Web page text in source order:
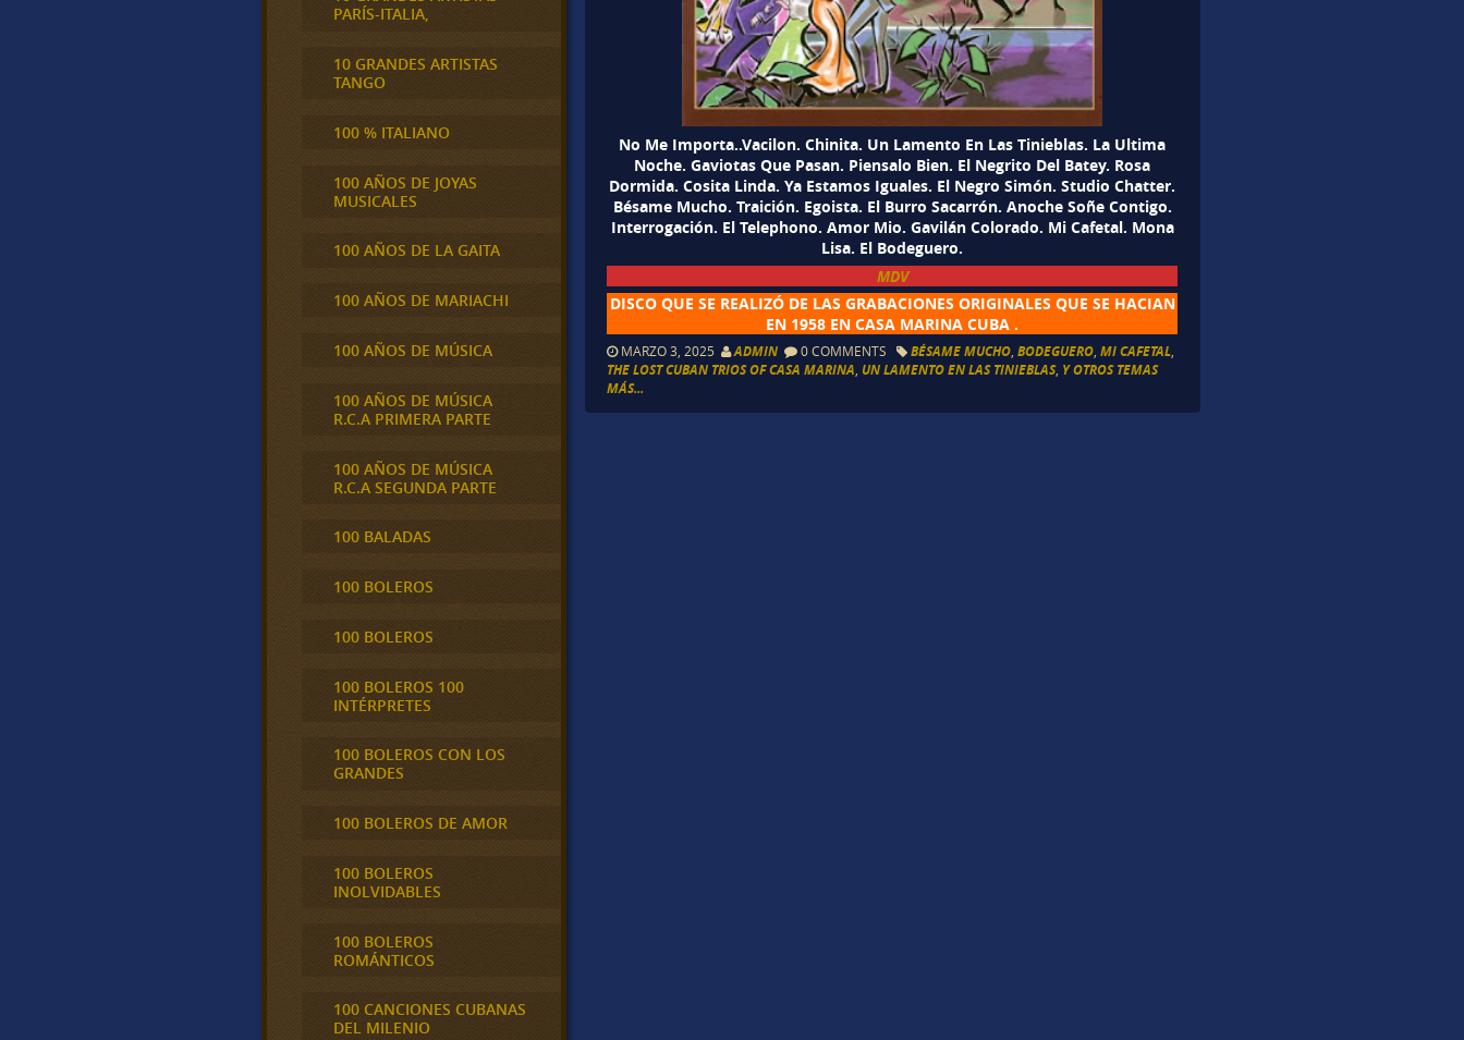
No Me Importa..Vacilon. Chinita. Un Lamento En Las Tinieblas. La Ultima
Noche. Gaviotas Que Pasan. Piensalo Bien. El Negrito Del Batey. Rosa
Dormida. Cosita Linda. Ya Estamos Iguales. El Negro Simón. Studio Chatter.
Bésame Mucho. Traición. Egoista. El Burro Sacarrón. Anoche Soñe Contigo.
Interrogación. El Telephono. Amor Mio. Gavilán Colorado. Mi Cafetal. Mona
Lisa. El Bodeguero.
MDV
DISCO QUE SE REALIZÓ DE LAS GRABACIONES ORIGINALES QUE SE HACIAN
EN 1958 EN CASA MARINA CUBA .
MARZO 3, 2025 ADMIN 0 COMMENTS BÉSAME MUCHO ,BODEGUERO ,MI CAFETAL
THE LOST CUBAN TRIOS OF CASA MARINA UN LAMENTO EN LAS TINIEBLAS, Y OTROS TEMAS
MÁS...
PARÍS-ITALIA,
10 GRANDES ARTISTAS
TANGO
100 % ITALIANO
100 AÑOS DE JOYAS
MUSICALES
100 AÑOS DE LA GAITA
100 AÑOS DE MARIACHI
100 AÑOS DE MÚSICA
100 AÑOS DE MÚSICA
R.C.A PRIMERA PARTE
100 AÑOS DE MÚSICA
R.C.A SEGUNDA PARTE
100 BALADAS
100 BOLEROS
100 BOLEROS
100 BOLEROS 100
INTÉRPRETES
100 BOLEROS CON LOS
GRANDES
100 BOLEROS DE AMOR
100 BOLEROS
INOLVIDABLES
100 BOLEROS
ROMÁNTICOS
100 CANCIONES CUBANAS
DEL MILENIO